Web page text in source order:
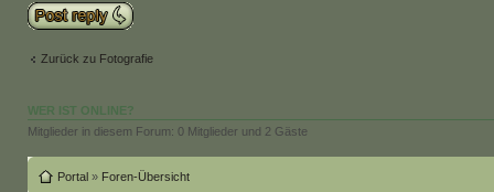
Antwort schreiben
Zurück zu Fotografie
WER IST ONLINE?
Mitglieder in diesem Forum: 0 Mitglieder und 2 Gäste
Portal » Foren-Übersicht